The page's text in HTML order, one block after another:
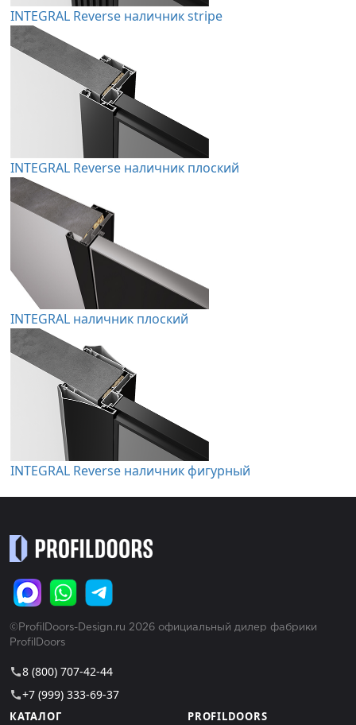
INTEGRAL Reverse наличник stripe
INTEGRAL Reverse наличник плоский
INTEGRAL наличник плоский
INTEGRAL Reverse наличник фигурный
©ProfilDoors-Design.ru 2026 официальный дилер фабрики
ProfilDoors
call8 (800) 707-42-44
call+7 (999) 333-69-37
КАТАЛОГ PROFILDOORS